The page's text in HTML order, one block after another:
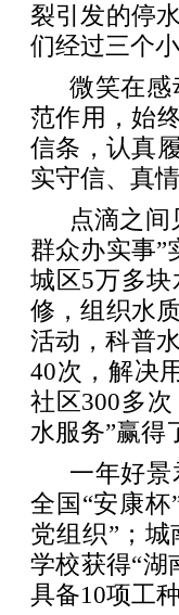
裂引发的停
们经过三个
微笑在
范作用，始
信条，认真
实守信、真情
点滴之
群众办实事”
城区5万多
修，组织水
活动，科普
40次，解决
社区300多
水服务”赢得
一年好
全国“安康
党组织”；
学校获得“湖
具备10项工